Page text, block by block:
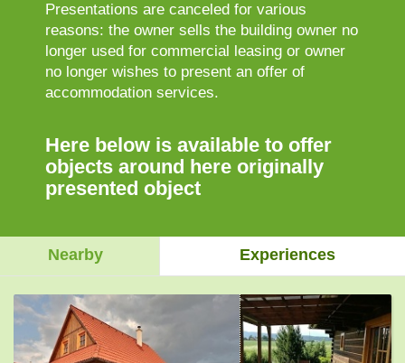
Presentations are canceled for various
reasons: the owner sells the building owner no
longer used for commercial leasing or owner
no longer wishes to present an offer of
accommodation services.
Here below is available to offer
objects around here originally
presented object
Nearby Experiences